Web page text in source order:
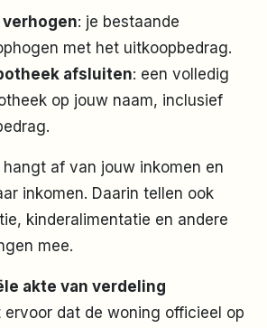
: je bestaande
met het uitkoopbedrag.
afsluiten: een volledig
op jouw naam, inclusief
af van jouw inkomen en
inkomen. Daarin tellen ook
kinderalimentatie en andere
mee.
akte van verdeling
ervoor dat de woning officieel op